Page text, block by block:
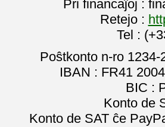
Pri financaĵoj :
Retejo :
Tel :
Poŝtkonto n-ro
IBAN : FR41
BIC :
Konto de
Konto de SAT ĉe